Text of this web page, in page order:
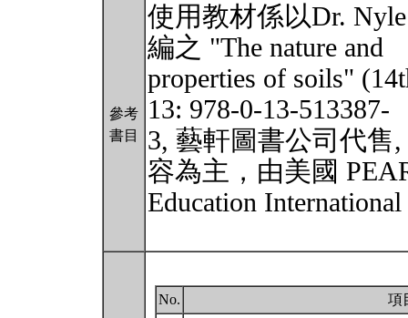
參考
書目
使用教材係以Dr.
編之 "The nature and
properties of soils"
13: 978-0-13-513387-
3, 藝軒圖書公司代售
容為主，由美國
Education
No.
項